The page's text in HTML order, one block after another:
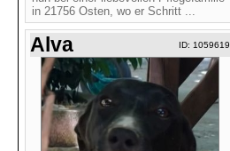
in 21756 Osten, wo er Schritt ...
Alva ID: 1059619